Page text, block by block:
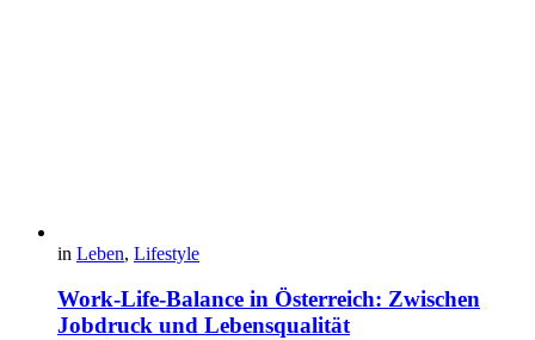
in Leben, Lifestyle
Work-Life-Balance in Österreich: Zwischen
Jobdruck und Lebensqualität